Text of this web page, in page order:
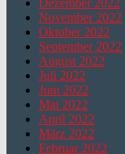
November 2022
Oktober 2022
September 2022
August 2022
Juli 2022
Juni 2022
Mai 2022
April 2022
März 2022
Februar 2022